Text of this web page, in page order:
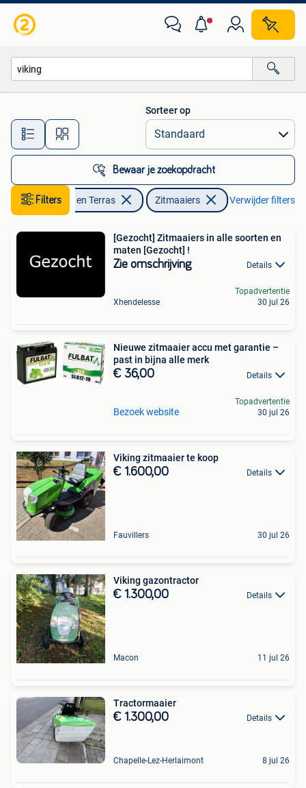
Alle afstanden…
Sorteer op
Bewaar je zoekopdracht
FiltersTuin en Terras Zitmaaiers Verwijder filters
[Gezocht] Zitmaaiers in alle soorten en
maten [Gezocht] !
Zie omschrijving Details
Xhendelesse
Topadvertentie
30 jul 26
Nieuwe zitmaaier accu met garantie –
past in bijna alle merk
€ 36,00 Details
Bezoek website
Topadvertentie
30 jul 26
Viking zitmaaier te koop
€ 1.600,00 Details
Fauvillers 30 jul 26
Viking gazontractor
€ 1.300,00 Details
Macon 11 jul 26
Tractormaaier
€ 1.300,00 Details
Chapelle-Lez-Herlaimont 8 jul 26